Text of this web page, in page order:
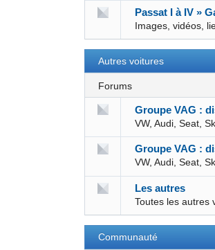
Passat I à IV »
Images, vidéos,
Autres voitures
Forums
Groupe VAG :
VW, Audi, Seat,
Groupe VAG :
VW, Audi, Seat,
Les autres
Toutes les autres
Communauté